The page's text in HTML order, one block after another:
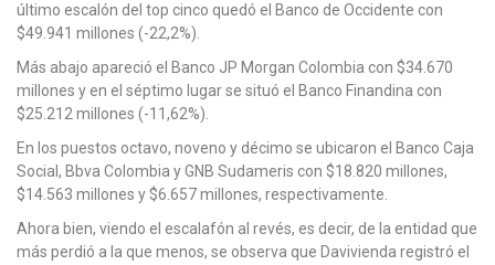
último escalón del top cinco quedó el Banco de Occidente con
$49.941 millones (-22,2%).
Más abajo apareció el Banco JP Morgan Colombia con $34.670
millones y en el séptimo lugar se situó el Banco Finandina con
$25.212 millones (-11,62%).
En los puestos octavo, noveno y décimo se ubicaron el Banco Caja
Social, Bbva Colombia y GNB Sudameris con $18.820 millones,
$14.563 millones y $6.657 millones, respectivamente.
Ahora bien, viendo el escalafón al revés, es decir, de la entidad que
más perdió a la que menos, se observa que Davivienda registró el